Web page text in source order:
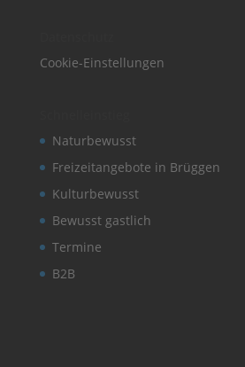
Cookie-Einstellungen
Naturbewusst
Freizeitangebote in Brüggen
Kulturbewusst
Bewusst gastlich
Termine
B2B